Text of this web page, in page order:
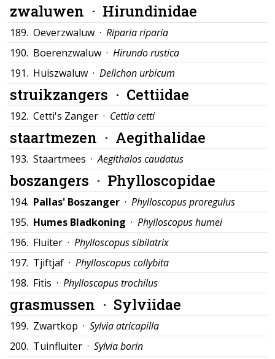
zwaluwen · Hirundinidae
189. Oeverzwaluw · Riparia riparia
190. Boerenzwaluw · Hirundo rustica
191. Huiszwaluw · Delichon urbicum
struikzangers · Cettiidae
192. Cetti's Zanger · Cettia cetti
staartmezen · Aegithalidae
193. Staartmees ·Aegithalos caudatus
boszangers · Phylloscopidae
194. Pallas' Boszanger · Phylloscopus proregulus
195. Humes Bladkoning · Phylloscopus humei
196. Fluiter · Phylloscopus sibilatrix
197. Tjiftjaf · Phylloscopus collybita
198. Fitis · Phylloscopus trochilus
grasmussen · Sylviidae
199. Zwartkop · Sylvia atricapilla
200. Tuinfluiter · Sylvia borin